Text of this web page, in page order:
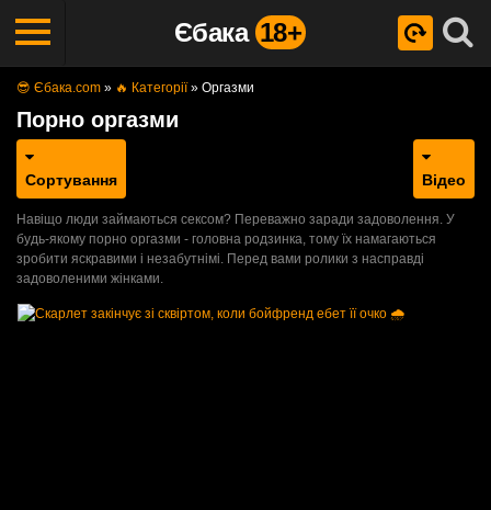
Єбака 18+
😎 Єбака.com » 🔥 Категорії» Оргазми
Порно оргазми
Сортування Відео
Навіщо люди займаються сексом? Переважно заради задоволення. У
будь-якому порно оргазми - головна родзинка, тому їх намагаються
зробити яскравими і незабутнімі. Перед вами ролики з насправді
задоволеними жінками.